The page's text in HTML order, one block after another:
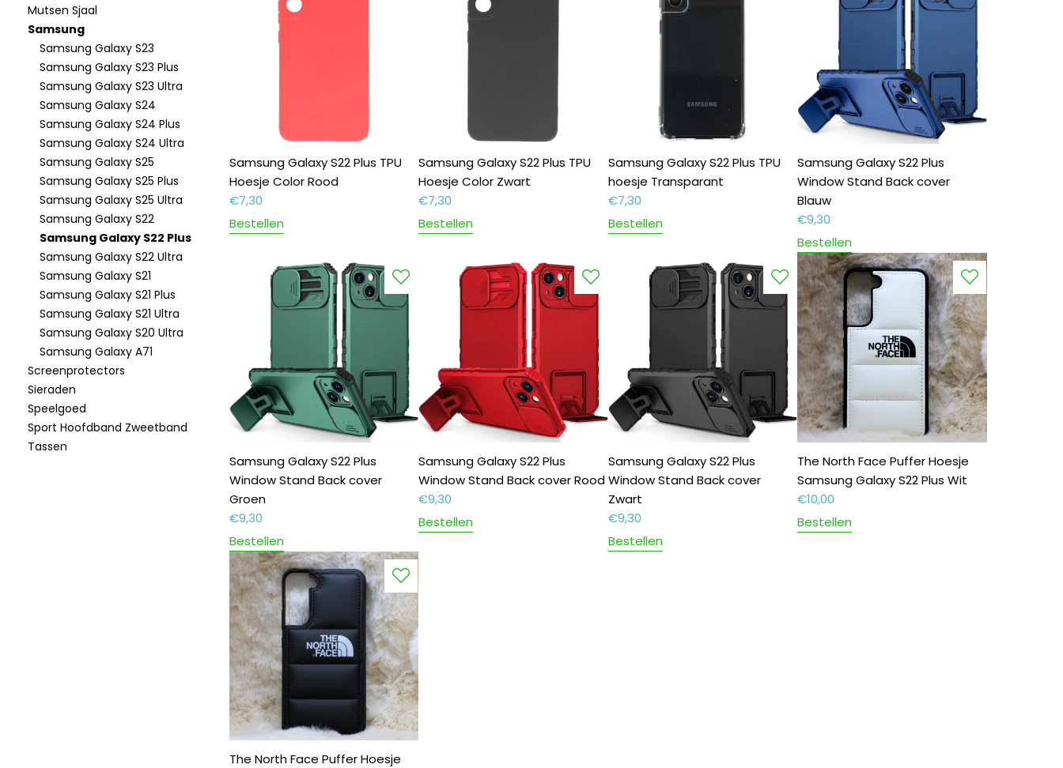
Mutsen Sjaal
Samsung
Samsung Galaxy S23
Samsung Galaxy S23 Plus
Samsung Galaxy S23 Ultra
Samsung Galaxy S24
Samsung Galaxy S24 Plus
Samsung Galaxy S24 Ultra
Samsung Galaxy S25
Samsung Galaxy S25 Plus
Samsung Galaxy S25 Ultra
Samsung Galaxy S22
Samsung Galaxy S22 Plus
Samsung Galaxy S22 Ultra
Samsung Galaxy S21
Samsung Galaxy S21 Plus
Samsung Galaxy S21 Ultra
Samsung Galaxy S20 Ultra
Samsung Galaxy A71
Screenprotectors
Sieraden
Speelgoed
Sport Hoofdband Zweetband
Tassen
Samsung Galaxy S22 Plus TPU
Hoesje Color Rood
€7,30
Bestellen
Samsung Galaxy S22 Plus TPU
Hoesje Color Zwart
€7,30
Bestellen
Samsung Galaxy S22 Plus TPU
hoesje Transparant
€7,30
Bestellen
Samsung Galaxy S22 Plus
Window Stand Back cover
Blauw
€9,30
Bestellen
Samsung Galaxy S22 Plus
Window Stand Back cover
Groen
€9,30
Bestellen
Samsung Galaxy S22 Plus
Window Stand Back cover Rood
€9,30
Bestellen
Samsung Galaxy S22 Plus
Window Stand Back cover
Zwart
€9,30
Bestellen
The North Face Puffer Hoesje
Samsung Galaxy S22 Plus Wit
€10,00
Bestellen
The North Face Puffer Hoesje